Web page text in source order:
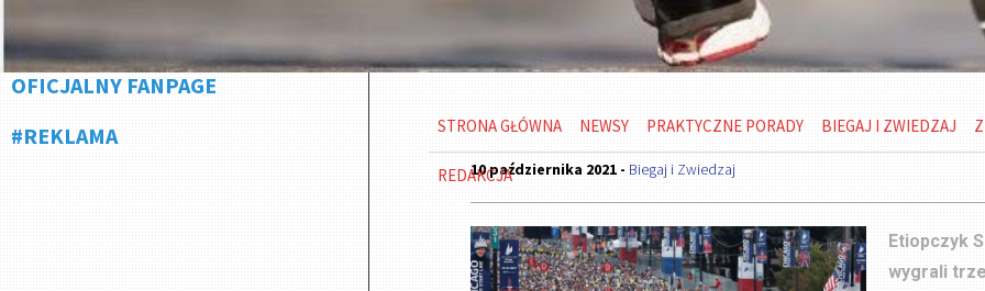
OFICJALNY FANPAGE
#REKLAMA
STRONA GŁÓWNA NEWSY PRAKTYCZNE PORADY BIEGAJ I ZWIEDZAJ
REDAKCJA
10 października 2021 - Biegaj i Zwiedzaj
Etiopczyk
wygrali